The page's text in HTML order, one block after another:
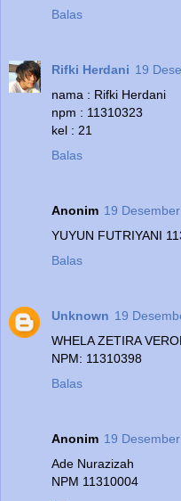
Balas
Rifki Herdani 19
nama : Rifki Herdani
npm : 11310323
kel : 21
Balas
Anonim 19
YUYUN FUTRIYANI
Balas
Unknown 19
WHELA ZETIRA
NPM: 11310398
Balas
Anonim 19
Ade Nurazizah
NPM 11310004